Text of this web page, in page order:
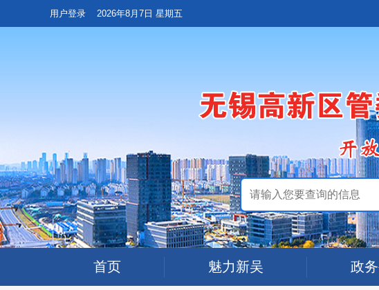
用户登录 2026年8月7日 星期五
首页 魅力新吴 政